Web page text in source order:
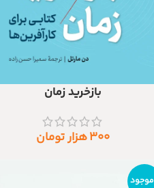
به سبد خریدبازخرید زمان
۳۰۰هزار تومان